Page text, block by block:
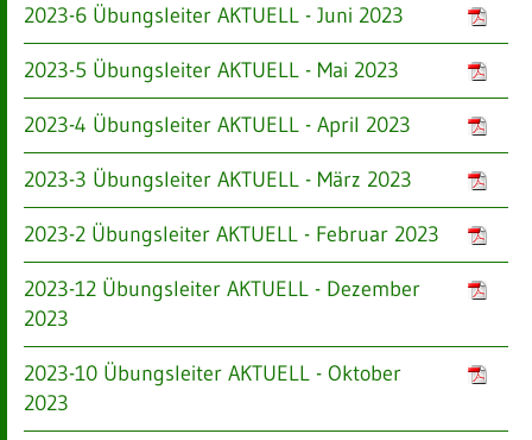
2023-6 Übungsleiter AKTUELL - Juni 2023
2023-5 Übungsleiter AKTUELL - Mai 2023
2023-4 Übungsleiter AKTUELL - April 2023
2023-3 Übungsleiter AKTUELL - März 2023
2023-2 Übungsleiter AKTUELL - Februar 2023
2023-12 Übungsleiter AKTUELL - Dezember
2023
2023-10 Übungsleiter AKTUELL - Oktober
2023